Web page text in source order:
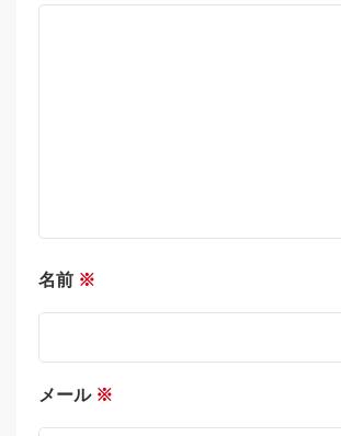
名前 ※
メール ※